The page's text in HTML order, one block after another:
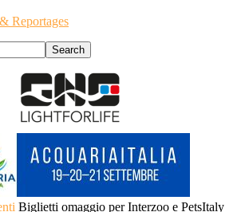
Reportages
Biglietti omaggio per Interzoo e PetsItaly